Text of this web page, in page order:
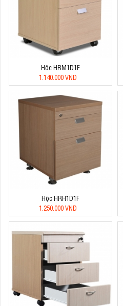
Hộc HRM1D1F
1.140.000 VNĐ
Hộc HRH1D1F
1.250.000 VNĐ